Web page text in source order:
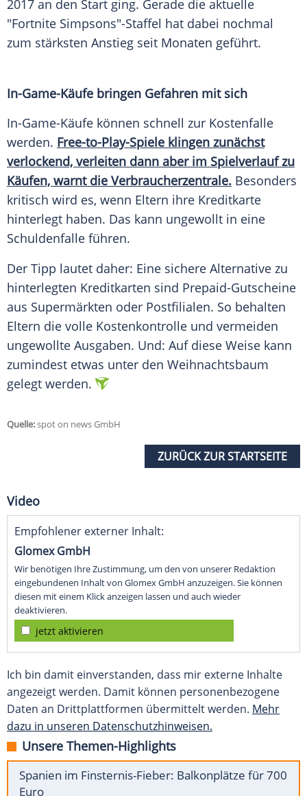
2017 an den Start ging. Gerade die aktuelle
"Fortnite Simpsons"-Staffel hat dabei nochmal
zum stärksten Anstieg seit Monaten geführt.
In-Game-Käufe bringen Gefahren mit sich
In-Game-Käufe können schnell zur Kostenfalle
werden. Free-to-Play-Spiele klingen zunächst
verlockend, verleiten dann aber im Spielverlauf zu
Käufen, warnt die Verbraucherzentrale. Besonders
kritisch wird es, wenn Eltern ihre Kreditkarte
hinterlegt haben. Das kann ungewollt in eine
Schuldenfalle führen.
Der Tipp lautet daher: Eine sichere Alternative zu
hinterlegten Kreditkarten sind Prepaid-Gutscheine
aus Supermärkten oder Postfilialen. So behalten
Eltern die volle Kostenkontrolle und vermeiden
ungewollte Ausgaben. Und: Auf diese Weise kann
zumindest etwas unter den Weihnachtsbaum
gelegt werden.
Quelle:spot on news GmbH
ZURÜCK ZUR STARTSEITE
Video
Empfohlener externer Inhalt:
Glomex GmbH
Wir benötigen Ihre Zustimmung, um den von unserer Redaktion
eingebundenen Inhalt von Glomex GmbH anzuzeigen. Sie können
diesen mit einem Klick anzeigen lassen und auch wieder
deaktivieren.
jetzt aktivieren
Ich bin damit einverstanden, dass mir externe Inhalte
angezeigt werden. Damit können personenbezogene
Daten an Drittplattformen übermittelt werden. Mehr
dazu in unseren Datenschutzhinweisen.
Unsere Themen-Highlights
Spanien im Finsternis-Fieber: Balkonplätze für 700
Euro